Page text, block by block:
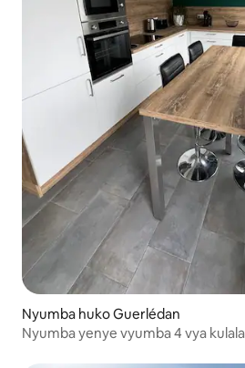
Nyumba huko Guerlédan
Nyumba yenye vyumba 4 vya